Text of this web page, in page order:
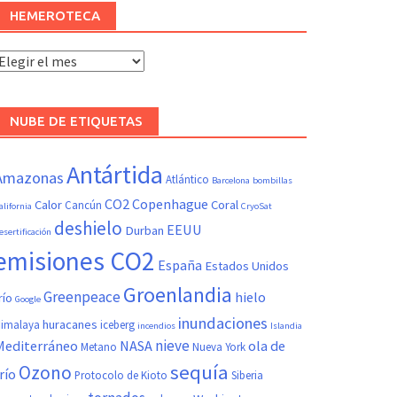
HEMEROTECA
Hemeroteca
NUBE DE ETIQUETAS
Antártida Atlántico Barcelona bombillas
Calor Cancún CO2Copenhague Coral CryoSat
deshielo Durban EEUU
CO2 España Estados Unidos
Google GreenpeaceGroenlandia hielo
huracanes iceberg incendios inundaciones Islandia
Metano NASA nieveNueva Yorkola de
Ozono Protocolo de Kioto sequía Siberia